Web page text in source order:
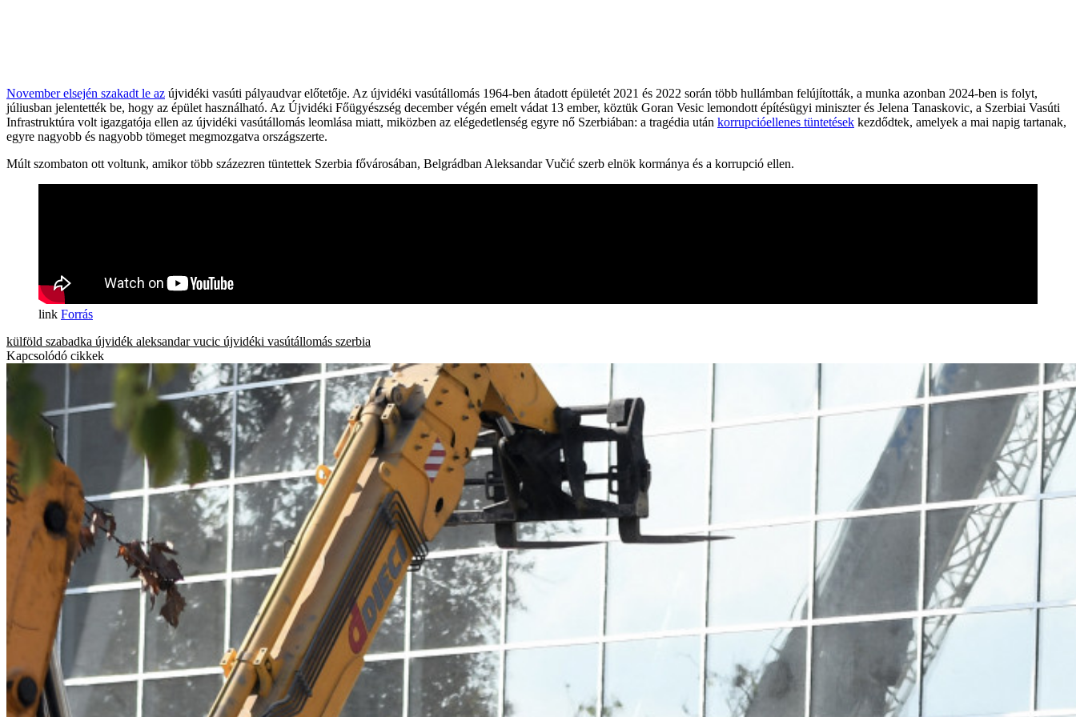
November elsején szakadt le az újvidéki vasúti pályaudvar előtetője. Az újvidéki vasútállomás 1964-ben átadott épületét 2021 és 2022 során több hullámban felújították, a munka azonban 2024-ben is folyt,
júliusban jelentették be, hogy az épület használható. Az Újvidéki Főügyészség december végén emelt vádat 13 ember, köztük Goran Vesic lemondott építésügyi miniszter és Jelena Tanaskovic, a Szerbiai Vasúti
Infrastruktúra volt igazgatója ellen az újvidéki vasútállomás leomlása miatt, miközben az elégedetlenség egyre nő Szerbiában: a tragédia után korrupcióellenes tüntetések kezdődtek, amelyek a mai napig tartanak,
egyre nagyobb és nagyobb tömeget megmozgatva országszerte.
Múlt szombaton ott voltunk, amikor több százezren tüntettek Szerbia fővárosában, Belgrádban Aleksandar Vučić szerb elnök kormánya és a korrupció ellen.
Forrás
külföld szabadka újvidék aleksandar vucic újvidéki vasútállomás szerbia
Kapcsolódó cikkek